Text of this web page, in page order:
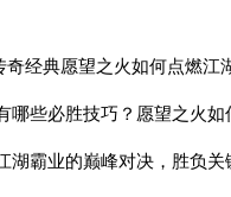
哪些必胜技巧？愿望之火如
湖霸业的巅峰对决，胜负关